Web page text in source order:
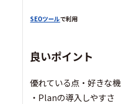
SEOツールで利用
良いポイント
優れている点・好きな
・Planの導入しやすさ